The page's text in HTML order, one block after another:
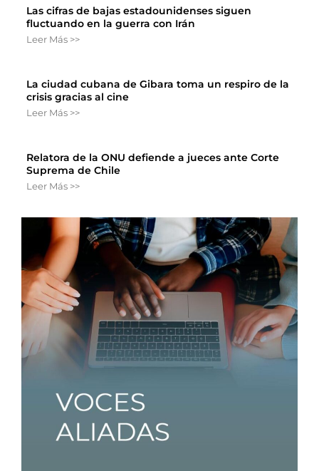
Las cifras de bajas estadounidenses siguen
fluctuando en la guerra con Irán
Leer Más >>
La ciudad cubana de Gibara toma un respiro de la
crisis gracias al cine
Leer Más >>
Relatora de la ONU defiende a jueces ante Corte
Suprema de Chile
Leer Más >>